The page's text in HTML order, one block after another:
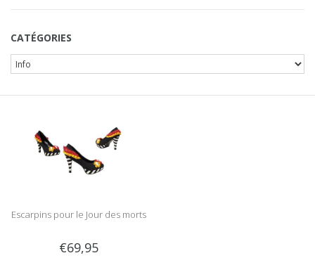
CATÉGORIES
Escarpins pour le Jour des morts
€69,95